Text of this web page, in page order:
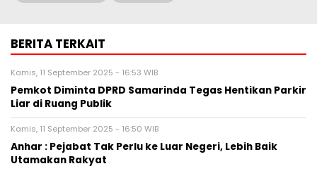
BERITA TERKAIT
Kamis, 11 September 2025 - 16:53 WIB
Pemkot Diminta DPRD Samarinda Tegas Hentikan Parkir
Liar di Ruang Publik
Kamis, 11 September 2025 - 16:50 WIB
Anhar : Pejabat Tak Perlu ke Luar Negeri, Lebih Baik
Utamakan Rakyat